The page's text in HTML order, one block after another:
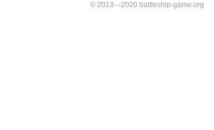
© 2013—2020 battleship-game.org